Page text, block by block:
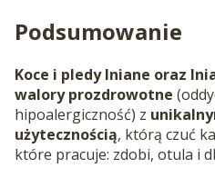
Podsumowanie
Koce i pledy lniane oraz
walory prozdrowotne
hipoalergiczność) z
użytecznością, którą czuć
które pracuje: zdobi, otula i